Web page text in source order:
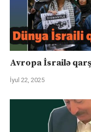
Avropa İsrailə
İyul 22, 2025